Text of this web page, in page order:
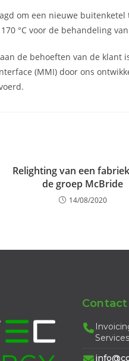
om een nieuwe buitenketel
°C voor de behandeling
de behoeften van de
(MMI) door ons
Relighting van een
de groep McBride
14/08/2020
Contact